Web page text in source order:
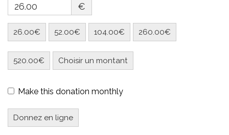
€
26.00€ 52.00€ 104.00€ 260.00€
520.00€ Choisir un montant
Make this donation monthly
Donnez en ligne